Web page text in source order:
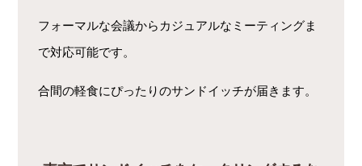
フォーマルな会議からカジュアルなミーティングま
で対応可能です。
合間の軽食にぴったりのサンドイッチが届きます。